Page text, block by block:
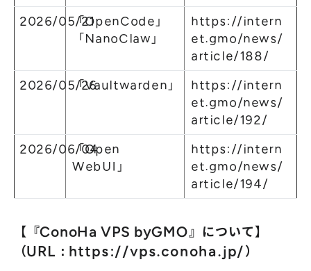
2026/05/21「OpenCode」
「NanoClaw」
https://intern
et.gmo/news/
article/188/
2026/05/26「Vaultwarden」
https://intern
et.gmo/news/
article/192/
2026/06/04
「Open
WebUI」
https://intern
et.gmo/news/
article/194/
【『ConoHa VPS byGMO』について】
（URL： https://vps.conoha.jp/）